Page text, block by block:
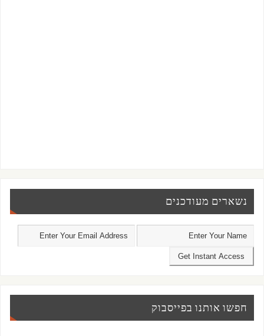
נשארים מעודכנים
חפשו אותנו בפייסבוק